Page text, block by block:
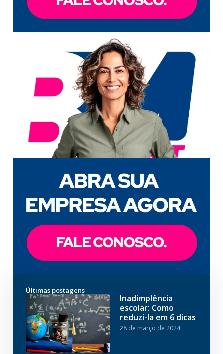
Últimas postagens
Inadimplência
escolar: Como
reduzi-la em 6 dicas
28 de março de 2024